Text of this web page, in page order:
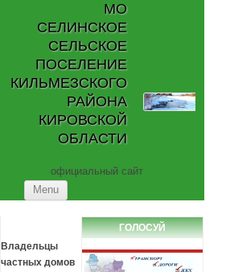
МО
СЕЛИНСКОЕ
СЕЛЬСКОЕ
ПОСЕЛЕНИЕ
КИЛЬМЕЗСКОГО
РАЙОНА
КИРОВСКОЙ
ОБЛАСТИ
официальный сайт
Menu
Владельцы
частных домов
ГОЛОСУЙ